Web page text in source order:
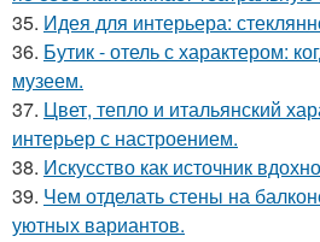
35. Идея для интерьера:
36. Бутик - отель с характером:
музеем.
37. Цвет, тепло и итальянский
интерьер с настроением.
38. Искусство как источник
39. Чем отделать стены на
уютных вариантов.